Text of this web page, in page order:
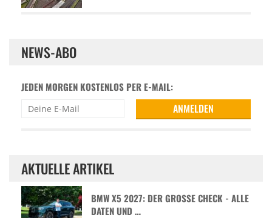
NEWS-ABO
JEDEN MORGEN KOSTENLOS PER E-MAIL:
AKTUELLE ARTIKEL
BMW X5 2027: DER GROSSE CHECK - ALLE D
ATEN UND …